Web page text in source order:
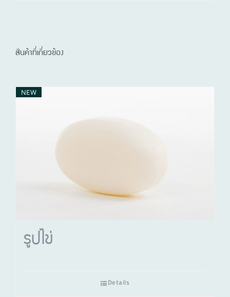
สินค้าที่เกี่ยวข้อง
NEW
รูปไข่
Details